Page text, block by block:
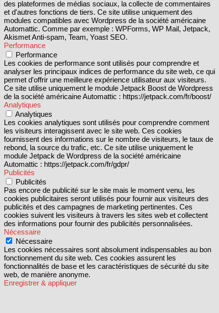
des plateformes de médias sociaux, la collecte de commentaires
et d'autres fonctions de tiers. Ce site utilise uniquement des
modules compatibles avec Wordpress de la société américaine
Automattic. Comme par exemple : WPForms, WP Mail, Jetpack,
Akismet Anti-spam, Team, Yoast SEO.
Performance
Performance
Les cookies de performance sont utilisés pour comprendre et
analyser les principaux indices de performance du site web, ce qui
permet d'offrir une meilleure expérience utilisateur aux visiteurs.
Ce site utilise uniquement le module Jetpack Boost de Wordpress
de la société américaine Automattic : https://jetpack.com/fr/boost/
Analytiques
Analytiques
Les cookies analytiques sont utilisés pour comprendre comment
les visiteurs interagissent avec le site web. Ces cookies
fournissent des informations sur le nombre de visiteurs, le taux de
rebond, la source du trafic, etc. Ce site utilise uniquement le
module Jetpack de Wordpress de la société américaine
Automattic : https://jetpack.com/fr/gdpr/
Publicités
Publicités
Pas encore de publicité sur le site mais le moment venu, les
cookies publicitaires seront utilisés pour fournir aux visiteurs des
publicités et des campagnes de marketing pertinentes. Ces
cookies suivent les visiteurs à travers les sites web et collectent
des informations pour fournir des publicités personnalisées.
Nécessaire
Nécessaire
Les cookies nécessaires sont absolument indispensables au bon
fonctionnement du site web. Ces cookies assurent les
fonctionnalités de base et les caractéristiques de sécurité du site
web, de manière anonyme.
Enregistrer & appliquer